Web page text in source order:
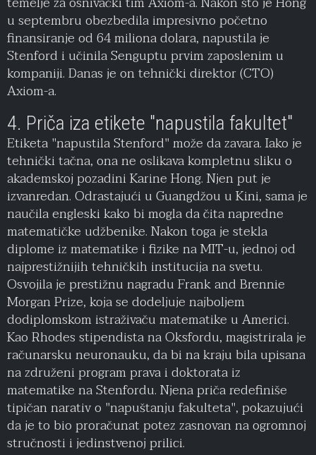
u septembru obezbedila impresivno početno
finansiranje od 64 miliona dolara, napustila je
Stenford i učinila Senguptu prvim zaposlenim u
kompaniji. Danas je on tehnički direktor (CTO)
Axiom-a.
4. Priča iza etikete "napustila fakultet"
Etiketa "napustila Stenford" može da zavara. Iako je
tehnički tačna, ona ne oslikava kompletnu sliku o
akademskoj pozadini Karine Hong. Njen put je
izvanredan. Odrastajući u Guangdžou u Kini, sama je
naučila engleski kako bi mogla da čita napredne
matematičke udžbenike. Nakon toga je stekla
diplome iz matematike i fizike na MIT-u, jednoj od
najprestižnijih tehničkih institucija na svetu.
Osvojila je prestižnu nagradu Frank and Brennie
Morgan Prize, koja se dodeljuje najboljem
dodiplomskom istraživaču matematike u Americi.
Kao Rhodes stipendista na Oksfordu, magistrirala je
računarsku neuronauku, da bi na kraju bila upisana
na združeni program prava i doktorata iz
matematike na Stenfordu. Njena priča redefiniše
tipičan narativ o "napuštanju fakulteta", pokazujući
da je to bio proračunat potez zasnovan na ogromnoj
stručnosti i jedinstvenoj prilici.